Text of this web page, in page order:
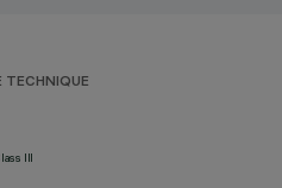
TECHNIQUE
III